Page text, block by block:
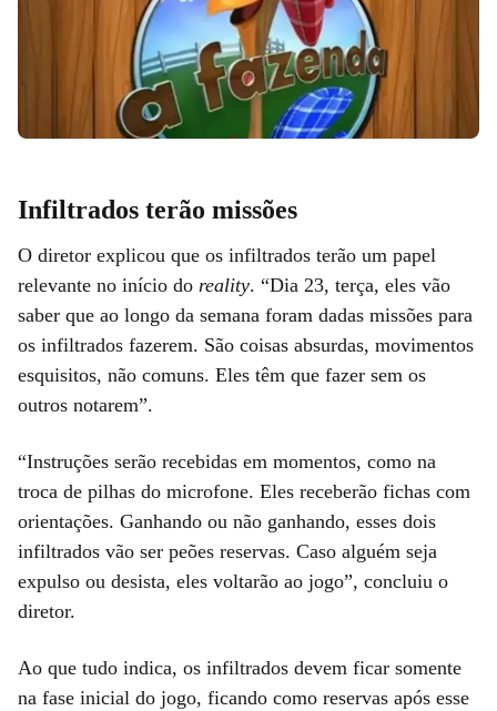
Infiltrados terão missões
O diretor explicou que os infiltrados terão um papel
relevante no início do reality. “Dia 23, terça, eles vão
saber que ao longo da semana foram dadas missões para
os infiltrados fazerem. São coisas absurdas, movimentos
esquisitos, não comuns. Eles têm que fazer sem os
outros notarem”.
“Instruções serão recebidas em momentos, como na
troca de pilhas do microfone. Eles receberão fichas com
orientações. Ganhando ou não ganhando, esses dois
infiltrados vão ser peões reservas. Caso alguém seja
expulso ou desista, eles voltarão ao jogo”, concluiu o
diretor.
Ao que tudo indica, os infiltrados devem ficar somente
na fase inicial do jogo, ficando como reservas após esse